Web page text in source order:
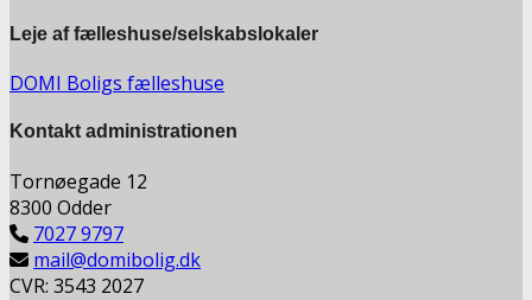
Leje af fælleshuse/selskabslokaler
DOMI Boligs fælleshuse
Kontakt administrationen
Tornøegade 12
8300 Odder
7027 9797
mail@domibolig.dk
CVR: 3543 2027